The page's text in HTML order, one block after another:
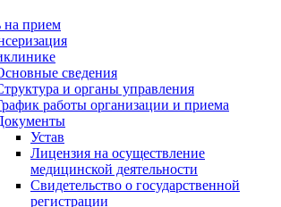
на прием
сведения
и органы управления
работы организации и приема
Устав
Лицензия на осуществление
медицинской деятельности
Свидетельство о государственной
регистрации